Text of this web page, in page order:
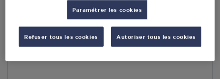
Accès
Paramétrer les cookies
Refuser tous les cookies Autoriser tous les cookies